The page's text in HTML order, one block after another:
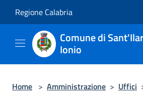
Regione Calabria
Comune di
Ionio
Home > Amministrazione > Uffici